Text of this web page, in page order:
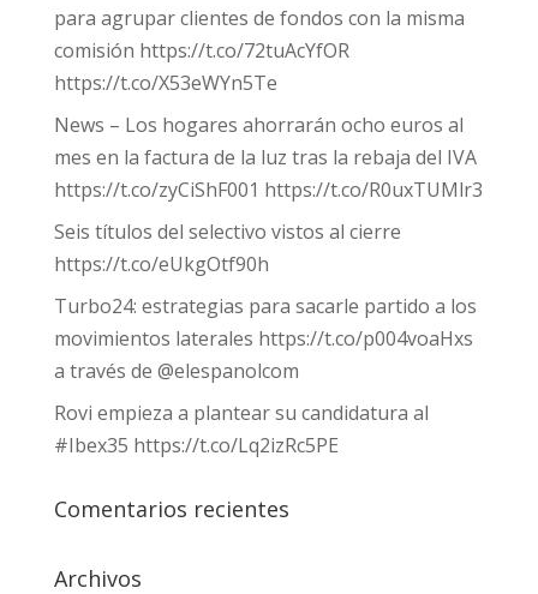
para agrupar clientes de fondos con la misma
comisión https://t.co/72tuAcYfOR
https://t.co/X53eWYn5Te
News – Los hogares ahorrarán ocho euros al
mes en la factura de la luz tras la rebaja del IVA
https://t.co/zyCiShF001 https://t.co/R0uxTUMlr3
Seis títulos del selectivo vistos al cierre
https://t.co/eUkgOtf90h
Turbo24: estrategias para sacarle partido a los
movimientos laterales https://t.co/p004voaHxs
a través de @elespanolcom
Rovi empieza a plantear su candidatura al
#Ibex35 https://t.co/Lq2izRc5PE
Comentarios recientes
Archivos